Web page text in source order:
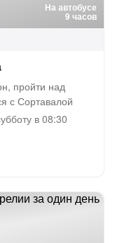
На автобусе
9 часов
пройти над
с Сортавалой
в 08:30